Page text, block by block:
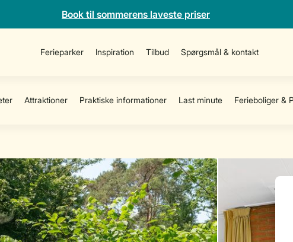
Book til sommerens laveste priser
Ferieparker Inspiration Tilbud Spørgsmål & kontakt